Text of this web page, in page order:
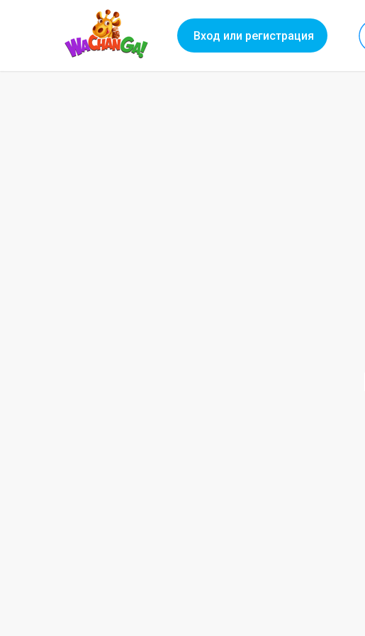
Вход или регистрация